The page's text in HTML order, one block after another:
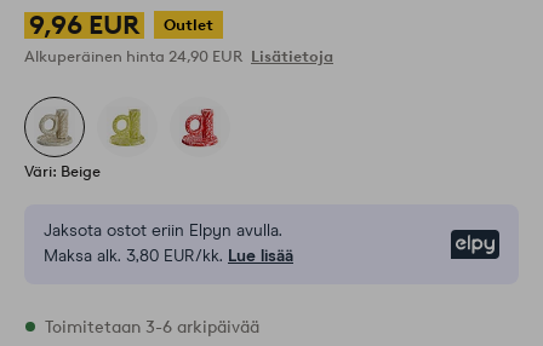
9,96 EUR
Outlet
Alkuperäinen hinta 24,90 EUR Lisätietoja
Väri: Beige
Jaksota ostot eriin Elpyn avulla.
Maksa alk. 3,80 EUR/kk. Lue lisää
Varastossa
Toimitetaan 3-6 arkipäivää